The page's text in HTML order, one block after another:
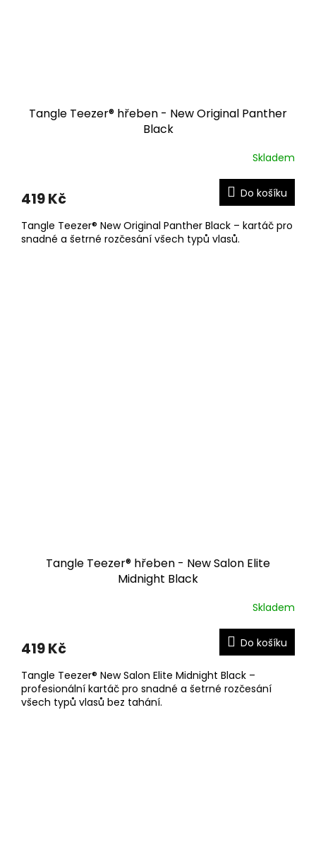
Tangle Teezer® hřeben - New Original Panther
Black
Skladem
419 Kč Do košíku
Tangle Teezer® New Original Panther Black – kartáč pro
snadné a šetrné rozčesání všech typů vlasů.
Tangle Teezer® hřeben - New Salon Elite
Midnight Black
Skladem
419 Kč Do košíku
Tangle Teezer® New Salon Elite Midnight Black –
profesionální kartáč pro snadné a šetrné rozčesání
všech typů vlasů bez tahání.